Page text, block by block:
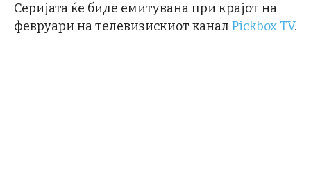
Серијата ќе биде емитувана при крајот на
февруари на телевизискиот канал Pickbox TV.